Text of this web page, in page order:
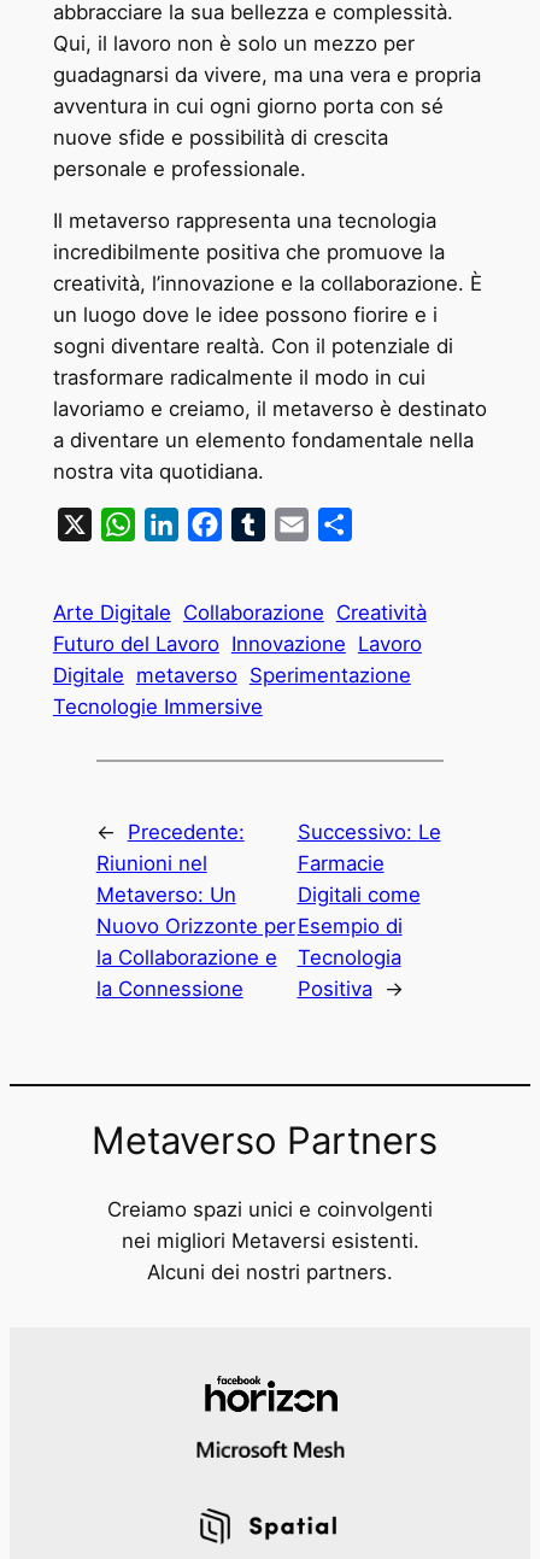
abbracciare la sua bellezza e complessità.
Qui, il lavoro non è solo un mezzo per
guadagnarsi da vivere, ma una vera e propria
avventura in cui ogni giorno porta con sé
nuove sfide e possibilità di crescita
personale e professionale.
Il metaverso rappresenta una tecnologia
incredibilmente positiva che promuove la
creatività, l’innovazione e la collaborazione. È
un luogo dove le idee possono fiorire e i
sogni diventare realtà. Con il potenziale di
trasformare radicalmente il modo in cui
lavoriamo e creiamo, il metaverso è destinato
a diventare un elemento fondamentale nella
nostra vita quotidiana.
WhatsAppLinkedInFacebookTumblrEmail
Arte Digitale Collaborazione Creatività
Futuro del Lavoro Innovazione Lavoro
Digitale metaverso Sperimentazione
Tecnologie Immersive
←
Precedente:
Riunioni nel
Metaverso: Un
Nuovo Orizzonte per
la Collaborazione e
la Connessione
Successivo: Le
Farmacie
Digitali come
Esempio di
Tecnologia
Positiva
→
Metaverso Partners
Creiamo spazi unici e coinvolgenti
nei migliori Metaversi esistenti.
Alcuni dei nostri partners.